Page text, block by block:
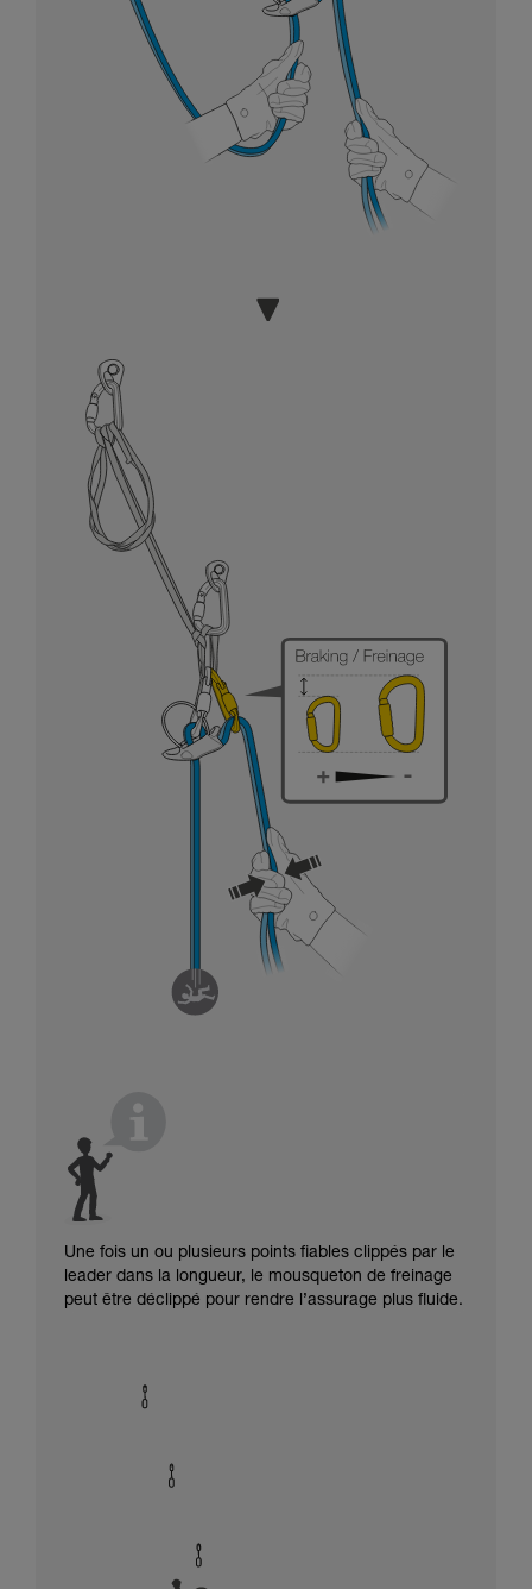
Une fois un ou plusieurs points fiables clippés par le
leader dans la longueur, le mousqueton de freinage
peut être déclippé pour rendre l’assurage plus fluide.